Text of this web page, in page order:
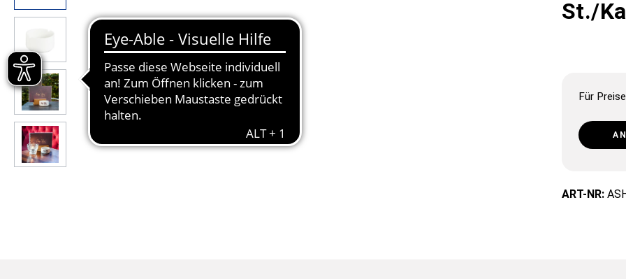
St./
Für
ART-NR: